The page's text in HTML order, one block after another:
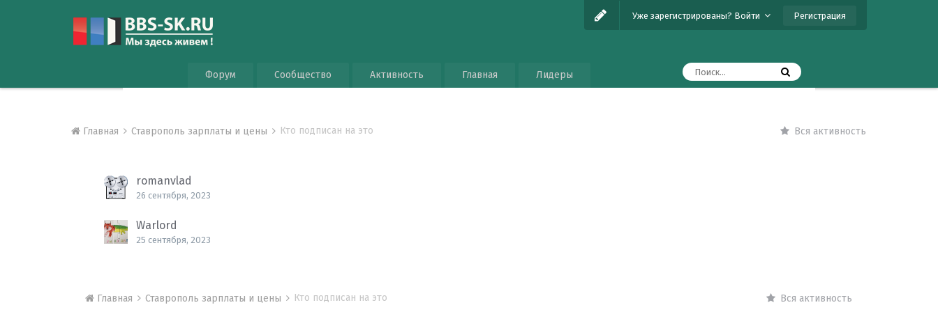
Уже зарегистрированы? Войти Регистрация
Форум Сообщество Активность Главная Лидеры
Вся активность
Главная Ставрополь зарплаты и цены Кто подписан на это
romanvlad
26 сентября, 2023
Warlord
25 сентября, 2023
Вся активность
Главная Ставрополь зарплаты и цены Кто подписан на это